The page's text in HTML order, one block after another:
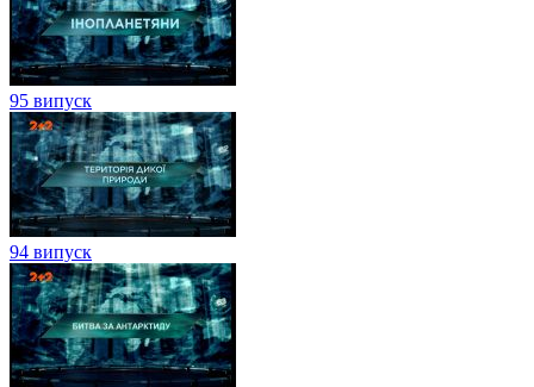
95 випуск
94 випуск